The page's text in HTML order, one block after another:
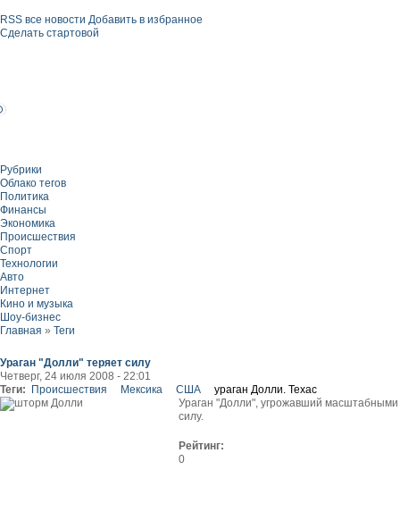
RSS все новости Добавить в избранное
Сделать стартовой
Рубрики
Облако тегов
Политика
Финансы
Экономика
Происшествия
Спорт
Технологии
Авто
Интернет
Кино и музыка
Шоу-бизнес
Главная » Теги
Ураган "Долли" теряет силу
Четверг, 24 июля 2008 - 22:01
Теги:
Происшествия Мексика США
ураган Долли. Техас
Ураган "Долли", угрожавший
силу.
Рейтинг:
0